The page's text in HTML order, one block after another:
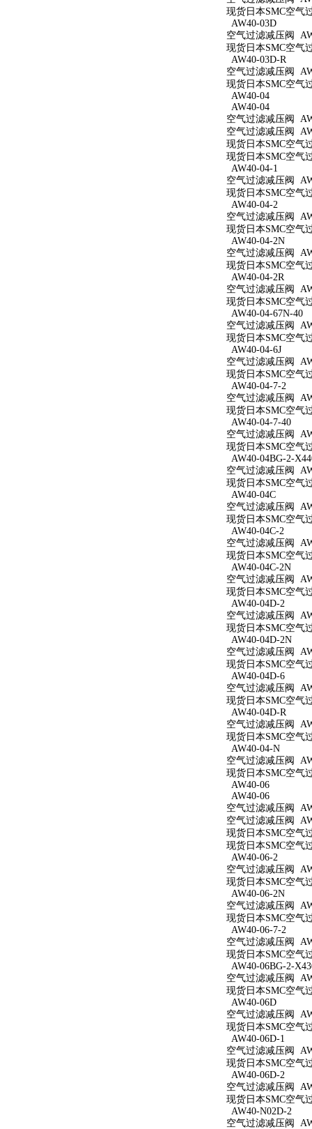
现货日本SMC空气
AW40-03D
空气过滤减压阀
现货日本SMC空气
AW40-03D-R
空气过滤减压阀
现货日本SMC空气
AW40-04
AW40-04
空气过滤减压阀
空气过滤减压阀
现货日本SMC空气
现货日本SMC空气
AW40-04-1
空气过滤减压阀
现货日本SMC空气
AW40-04-2
空气过滤减压阀
现货日本SMC空气
AW40-04-2N
空气过滤减压阀
现货日本SMC空气
AW40-04-2R
空气过滤减压阀
现货日本SMC空气
AW40-04-67N-40
空气过滤减压阀
现货日本SMC空气
AW40-04-6J
空气过滤减压阀
现货日本SMC空气
AW40-04-7-2
空气过滤减压阀
现货日本SMC空气
AW40-04-7-40
空气过滤减压阀
现货日本SMC空气
AW40-04BG-2-
空气过滤减压阀
现货日本SMC空气
AW40-04C
空气过滤减压阀
现货日本SMC空气
AW40-04C-2
空气过滤减压阀
现货日本SMC空气
AW40-04C-2N
空气过滤减压阀
现货日本SMC空气
AW40-04D-2
空气过滤减压阀
现货日本SMC空气
AW40-04D-2N
空气过滤减压阀
现货日本SMC空气
AW40-04D-6
空气过滤减压阀
现货日本SMC空气
AW40-04D-R
空气过滤减压阀
现货日本SMC空气
AW40-04-N
空气过滤减压阀
现货日本SMC空气
AW40-06
AW40-06
空气过滤减压阀
空气过滤减压阀
现货日本SMC空气
现货日本SMC空气
AW40-06-2
空气过滤减压阀
现货日本SMC空气
AW40-06-2N
空气过滤减压阀
现货日本SMC空气
AW40-06-7-2
空气过滤减压阀
现货日本SMC空气
AW40-06BG-2-
空气过滤减压阀
现货日本SMC空气
AW40-06D
空气过滤减压阀
现货日本SMC空气
AW40-06D-1
空气过滤减压阀
现货日本SMC空气
AW40-06D-2
空气过滤减压阀
现货日本SMC空气
AW40-N02D-2
空气过滤减压阀